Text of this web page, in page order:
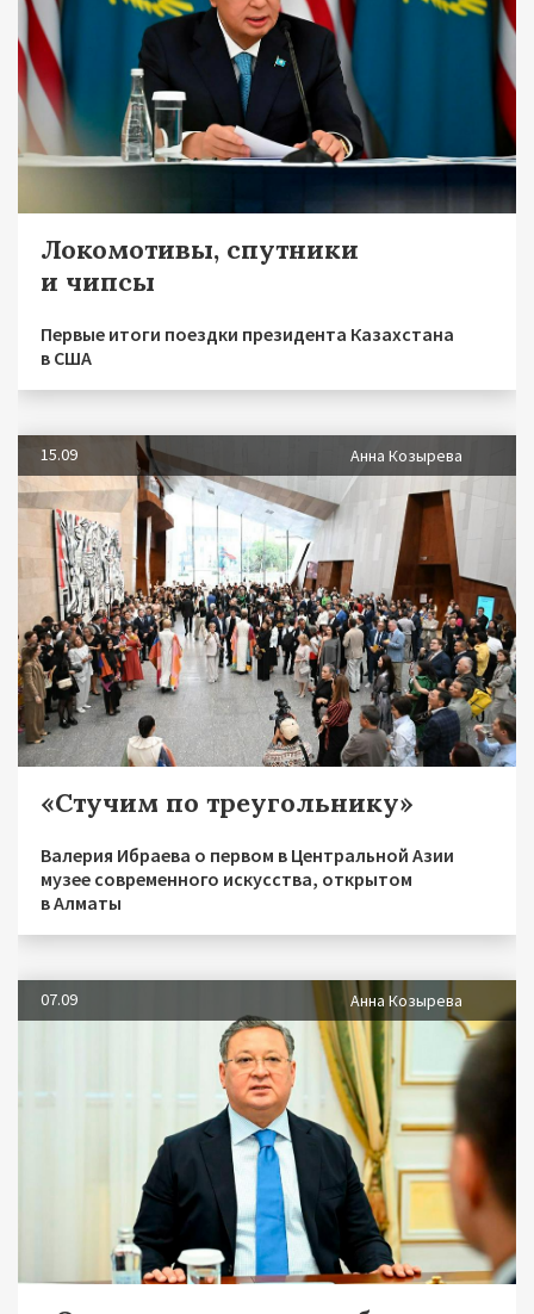
Локомотивы, спутники
и чипсы
Первые итоги поездки президента Казахстана
в США
15.09 Анна Козырева
«Cтучим по треугольнику»
Валерия Ибраева о первом в Центральной Азии
музее современного искусства, открытом
в Алматы
07.09 Анна Козырева